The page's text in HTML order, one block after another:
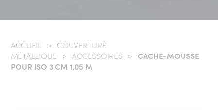
ACCUEIL / COUVERTURE
MÉTALLIQUE
/ ACCESSOIRES / CACHE-MOUSSE
POUR ISO 3 CM 1,05 M